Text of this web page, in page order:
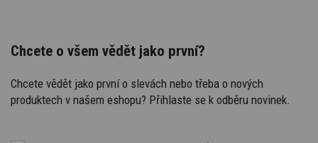
Chcete o všem vědět jako první?
Chcete vědět jako první o slevách nebo třeba o nových
produktech v našem eshopu? Přihlaste se k odběru novinek.